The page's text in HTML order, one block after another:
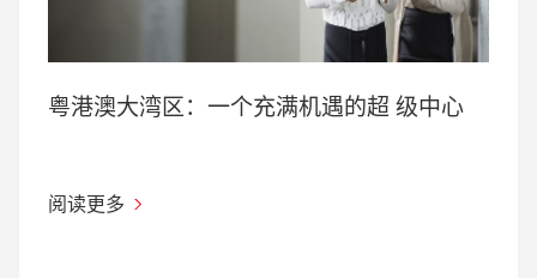
粤港澳大湾区：一个充满机遇的超 级中心
阅读更多